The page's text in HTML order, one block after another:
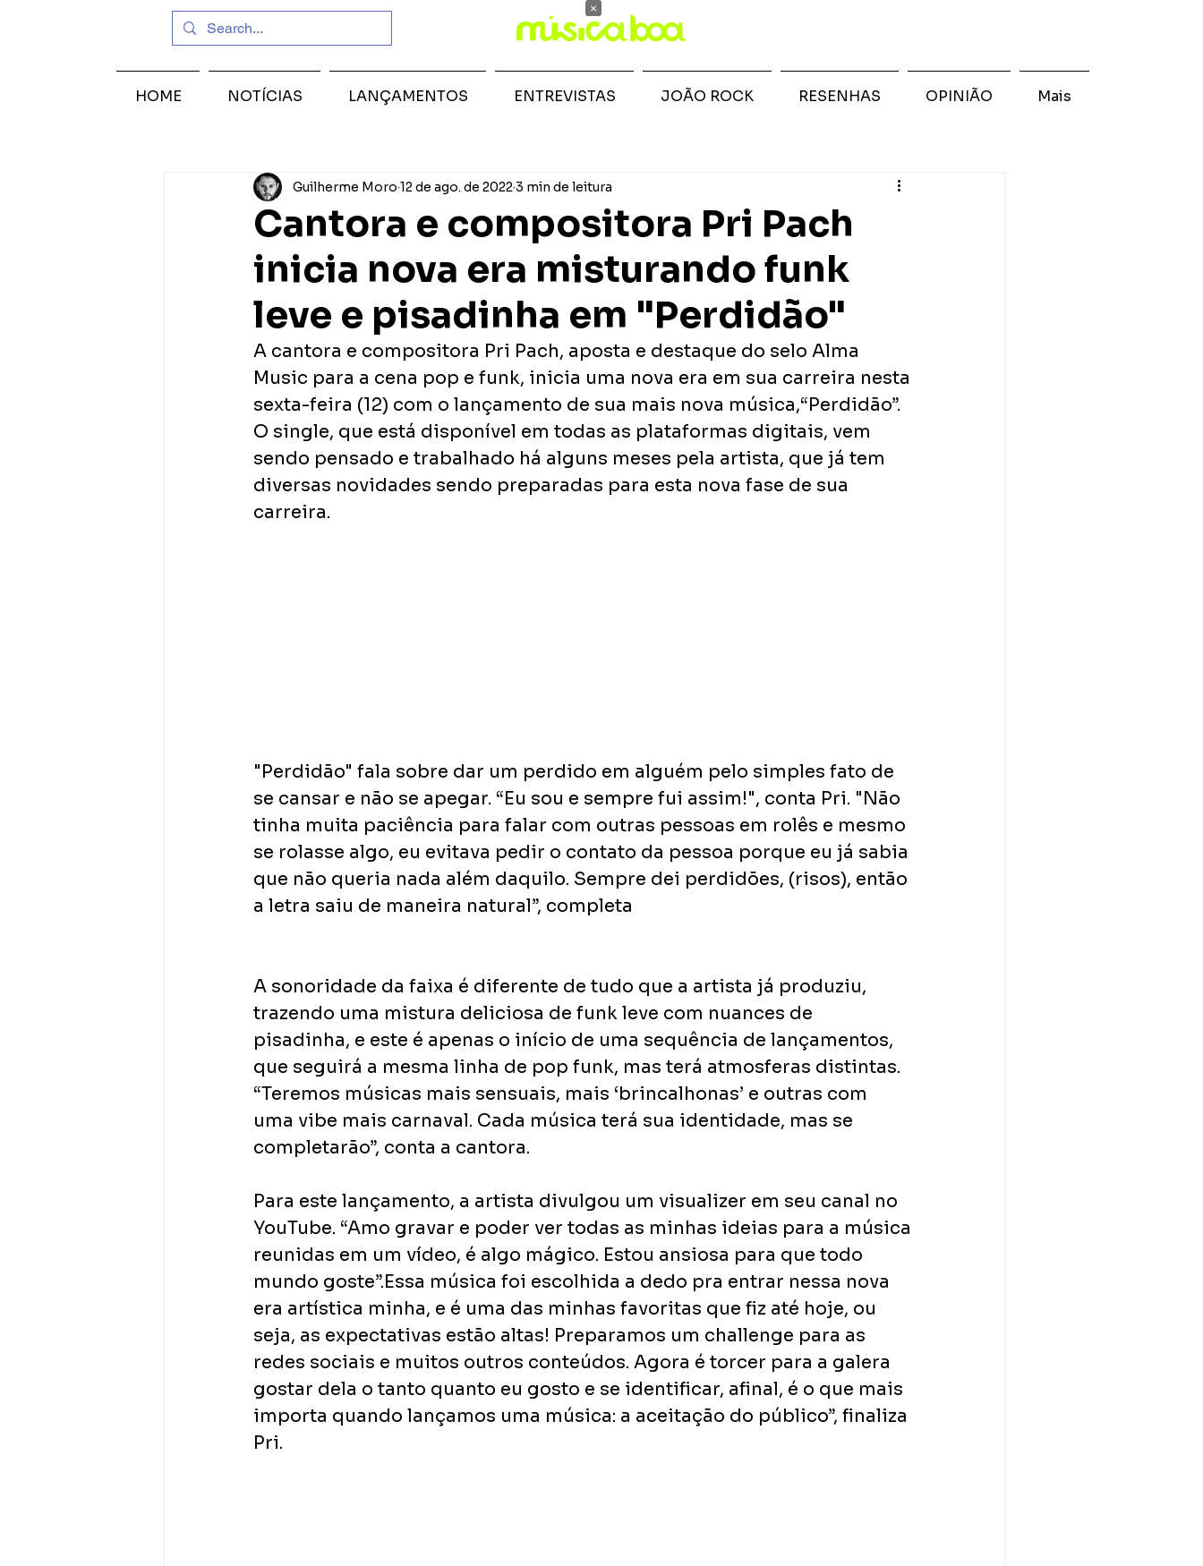
Cantora e compositora Pri Pach
inicia nova era misturando funk
leve e pisadinha em "Perdidão"
Guilherme Moro 12 de ago. de 2022 3 min de leitura
A cantora e compositora Pri Pach, aposta e destaque do selo Alma
Music para a cena pop e funk, inicia uma nova era em sua carreira nesta
sexta-feira (12) com o lançamento de sua mais nova música,“Perdidão”.
O single, que está disponível em todas as plataformas digitais, vem
sendo pensado e trabalhado há alguns meses pela artista, que já tem
diversas novidades sendo preparadas para esta nova fase de sua
carreira.
"Perdidão" fala sobre dar um perdido em alguém pelo simples fato de
se cansar e não se apegar. “Eu sou e sempre fui assim!", conta Pri. "Não
tinha muita paciência para falar com outras pessoas em rolês e mesmo
se rolasse algo, eu evitava pedir o contato da pessoa porque eu já sabia
que não queria nada além daquilo. Sempre dei perdidões, (risos), então
a letra saiu de maneira natural”, completa
A sonoridade da faixa é diferente de tudo que a artista já produziu,
trazendo uma mistura deliciosa de funk leve com nuances de
pisadinha, e este é apenas o início de uma sequência de lançamentos,
que seguirá a mesma linha de pop funk, mas terá atmosferas distintas.
“Teremos músicas mais sensuais, mais ‘brincalhonas’ e outras com
uma vibe mais carnaval. Cada música terá sua identidade, mas se
completarão”, conta a cantora.
Para este lançamento, a artista divulgou um visualizer em seu canal no
YouTube. “Amo gravar e poder ver todas as minhas ideias para a música
reunidas em um vídeo, é algo mágico. Estou ansiosa para que todo
mundo goste”.Essa música foi escolhida a dedo pra entrar nessa nova
era artística minha, e é uma das minhas favoritas que fiz até hoje, ou
seja, as expectativas estão altas! Preparamos um challenge para as
redes sociais e muitos outros conteúdos. Agora é torcer para a galera
gostar dela o tanto quanto eu gosto e se identificar, afinal, é o que mais
importa quando lançamos uma música: a aceitação do público”, finaliza
Pri.
HOME NOTÍCIAS LANÇAMENTOS ENTREVISTAS JOÃO ROCK RESENHAS OPINIÃO Mais
×